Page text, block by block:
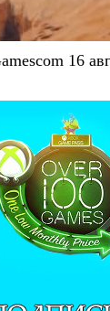
16